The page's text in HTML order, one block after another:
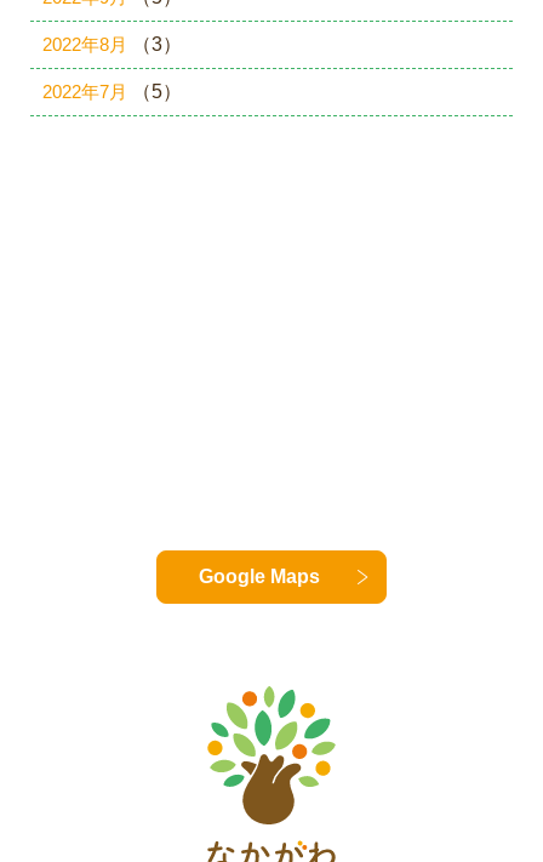
2022年8月 （3）
2022年7月 （5）
Google Maps